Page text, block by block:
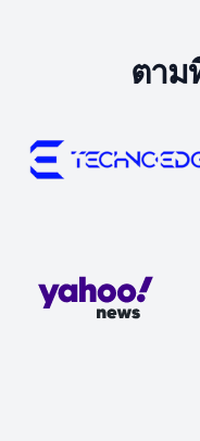
ตาม